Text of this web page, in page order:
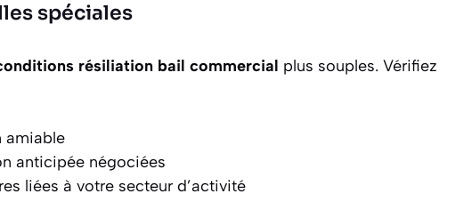
spéciales
résiliation bail commercial plus souples. Vérifiez
amiable
anticipée négociées
liées à votre secteur d’activité